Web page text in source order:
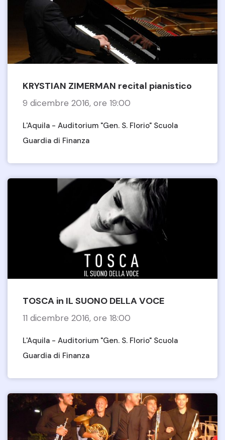
KRYSTIAN ZIMERMAN recital pianistico
9 dicembre 2016, ore 19:00
L'Aquila - Auditorium "Gen. S. Florio" Scuola
Guardia di Finanza
TOSCA in IL SUONO DELLA VOCE
11 dicembre 2016, ore 18:00
L'Aquila - Auditorium "Gen. S. Florio" Scuola
Guardia di Finanza